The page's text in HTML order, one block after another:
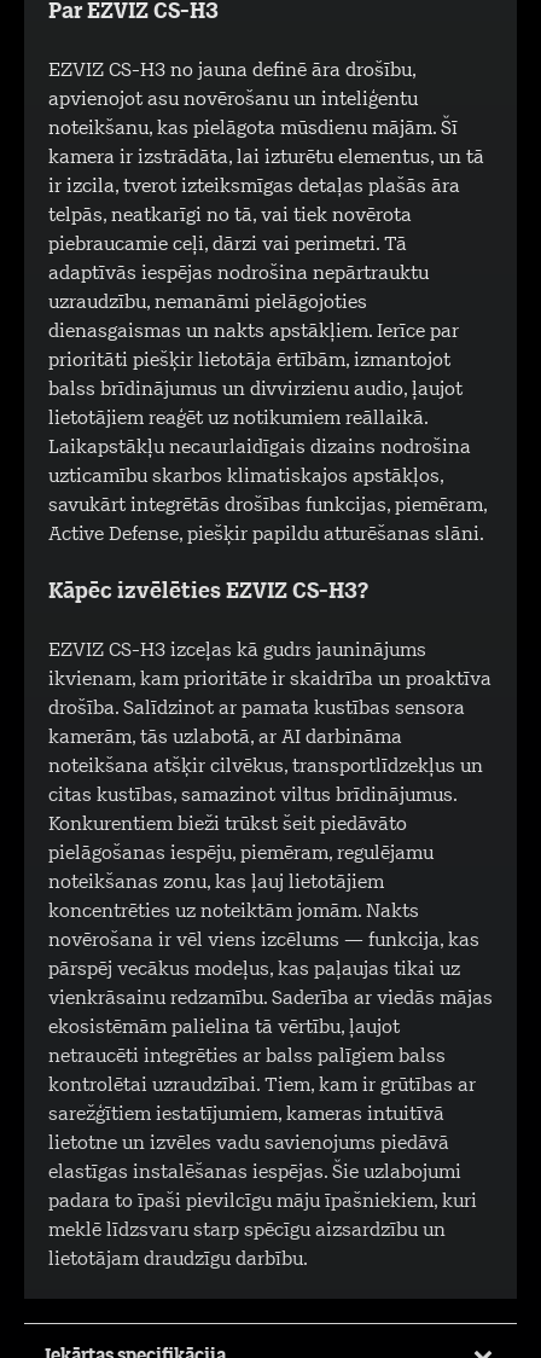
Par EZVIZ CS-H3
EZVIZ CS-H3 no jauna definē āra drošību,
apvienojot asu novērošanu un inteliģentu
noteikšanu, kas pielāgota mūsdienu mājām. Šī
kamera ir izstrādāta, lai izturētu elementus, un tā
ir izcila, tverot izteiksmīgas detaļas plašās āra
telpās, neatkarīgi no tā, vai tiek novērota
piebraucamie ceļi, dārzi vai perimetri. Tā
adaptīvās iespējas nodrošina nepārtrauktu
uzraudzību, nemanāmi pielāgojoties
dienasgaismas un nakts apstākļiem. Ierīce par
prioritāti piešķir lietotāja ērtībām, izmantojot
balss brīdinājumus un divvirzienu audio, ļaujot
lietotājiem reaģēt uz notikumiem reāllaikā.
Laikapstākļu necaurlaidīgais dizains nodrošina
uzticamību skarbos klimatiskajos apstākļos,
savukārt integrētās drošības funkcijas, piemēram,
Active Defense, piešķir papildu atturēšanas slāni.
Kāpēc izvēlēties EZVIZ CS-H3?
EZVIZ CS-H3 izceļas kā gudrs jauninājums
ikvienam, kam prioritāte ir skaidrība un proaktīva
drošība. Salīdzinot ar pamata kustības sensora
kamerām, tās uzlabotā, ar AI darbināma
noteikšana atšķir cilvēkus, transportlīdzekļus un
citas kustības, samazinot viltus brīdinājumus.
Konkurentiem bieži trūkst šeit piedāvāto
pielāgošanas iespēju, piemēram, regulējamu
noteikšanas zonu, kas ļauj lietotājiem
koncentrēties uz noteiktām jomām. Nakts
novērošana ir vēl viens izcēlums — funkcija, kas
pārspēj vecākus modeļus, kas paļaujas tikai uz
vienkrāsainu redzamību. Saderība ar viedās mājas
ekosistēmām palielina tā vērtību, ļaujot
netraucēti integrēties ar balss palīgiem balss
kontrolētai uzraudzībai. Tiem, kam ir grūtības ar
sarežģītiem iestatījumiem, kameras intuitīvā
lietotne un izvēles vadu savienojums piedāvā
elastīgas instalēšanas iespējas. Šie uzlabojumi
padara to īpaši pievilcīgu māju īpašniekiem, kuri
meklē līdzsvaru starp spēcīgu aizsardzību un
lietotājam draudzīgu darbību.